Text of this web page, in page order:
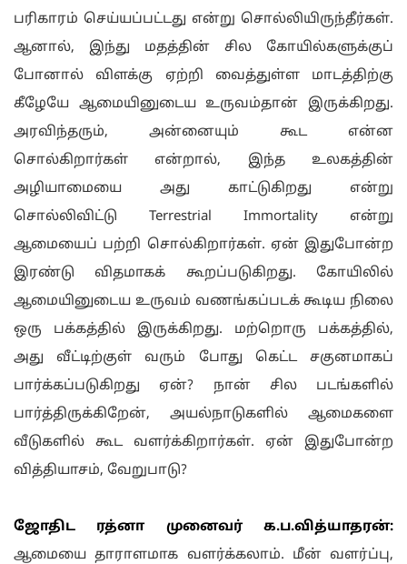
பரிகாரம் செய்யப்பட்டது என்று சொல்லியிருந்தீர்கள்.
ஆனால், இந்து மதத்தின் சில கோயில்களுக்குப்
போனால் விளக்கு ஏற்றி வைத்துள்ள மாடத்திற்கு
கீழேயே ஆமையினுடைய உருவம்தான் இருக்கிறது.
அரவிந்தரும், அன்னையும் கூட என்ன
சொல்கிறார்கள் என்றால், இந்த உலகத்தின்
அழியாமையை அது காட்டுகிறது என்று
சொல்லிவிட்டு Terrestrial Immortality என்று
ஆமையைப் பற்றி சொல்கிறார்கள். ஏன் இதுபோன்ற
இரண்டு விதமாகக் கூறப்படுகிறது. கோயிலில்
ஆமையினுடைய உருவம் வணங்கப்படக் கூடிய நிலை
ஒரு பக்கத்தில் இருக்கிறது. மற்றொரு பக்கத்தில்,
அது வீட்டிற்குள் வரும் போது கெட்ட சகுனமாகப்
பார்க்கப்படுகிறது ஏன்? நான் சில படங்களில்
பார்த்திருக்கிறேன், அயல்நாடுகளில் ஆமைகளை
வீடுகளில் கூட வளர்க்கிறார்கள். ஏன் இதுபோன்ற
வித்தியாசம், வேறுபாடு?
ஜோ‌திட ர‌‌த்னா முனைவ‌ர் க.ப.‌வி‌த்யாதர‌ன்:
ஆமையை தாராளமாக வளர்க்கலாம். மீன் வளர்ப்பு,